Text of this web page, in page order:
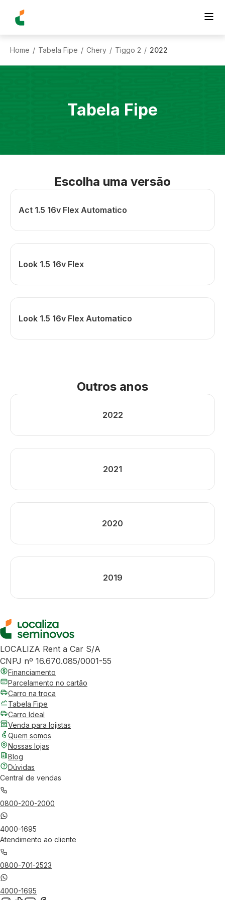
Home / Tabela Fipe / Chery / Tiggo 2 / 2022
Tabela Fipe
Escolha uma versão
Act 1.5 16v Flex Automatico
Look 1.5 16v Flex
Look 1.5 16v Flex Automatico
Outros anos
2022
2021
2020
2019
LOCALIZA Rent a Car S/A
CNPJ nº 16.670.085/0001-55
Financiamento
Parcelamento no cartão
Carro na troca
Tabela Fipe
Carro Ideal
Venda para lojistas
Quem somos
Nossas lojas
Blog
Dúvidas
Central de vendas
0800-200-2000
4000-1695
Atendimento ao cliente
0800-701-2523
4000-1695